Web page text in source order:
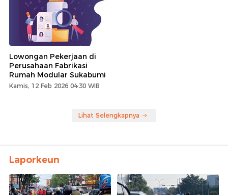
Lowongan Pekerjaan di
Perusahaan Fabrikasi
Rumah Modular Sukabumi
Kamis, 12 Feb 2026 04:30 WIB
Lihat Selengkapnya
Laporkeun